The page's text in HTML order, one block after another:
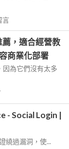
言
薦，適合經營教
商業化部署
為它們沒有太多
- Social Login |
繞過漏洞，使...